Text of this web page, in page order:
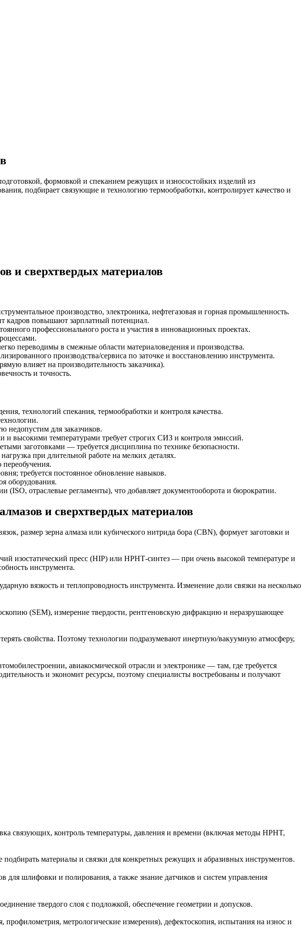
формовкой и спеканием режущих и износостойких изделий из
подбирает связующие и технологию термообработки, контролирует качество и
и сверхтвердых материалов
производство, электроника, нефтегазовая и горная промышленность.
кадров повышают зарплатный потенциал.
профессионального роста и участия в инновационных проектах.
переводимы в смежные области материаловедения и производства.
производства/сервиса по заточке и восстановлению инструмента.
влияет на производительность заказчика).
и точность.
технологий спекания, термообработки и контроля качества.
недопустим для заказчиков.
высокими температурами требует строгих СИЗ и контроля эмиссий.
заготовками — требуется дисциплина по технике безопасности.
при длительной работе на мелких деталях.
требуется постоянное обновление навыков.
оборудования.
отраслевые регламенты), что добавляет документооборота и бюрократии.
и сверхтвердых материалов
размер зерна алмаза или кубического нитрида бора (CBN), формует заготовки и
изостатический пресс (HIP) или HPHT‑синтез — при очень высокой температуре и
инструмента.
вязкость и теплопроводность инструмента. Изменение доли связки на несколько
(SEM), измерение твердости, рентгеновскую дифракцию и неразрушающее
свойства. Поэтому технологии подразумевают инертную/вакуумную атмосферу,
авиакосмической отрасли и электронике — там, где требуется
и экономит ресурсы, поэтому специалисты востребованы и получают
связующих, контроль температуры, давления и времени (включая методы HPHT,
материалы и связки для конкретных режущих и абразивных инструментов.
для шлифовки и полирования, а также знание датчиков и систем управления
твердого слоя с подложкой, обеспечение геометрии и допусков.
профилометрия, метрологические измерения), дефектоскопия, испытания на износ и